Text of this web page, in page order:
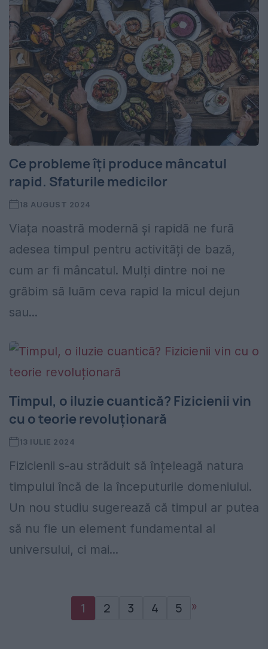
Ce probleme îți produce mâncatul
rapid. Sfaturile medicilor
18 AUGUST 2024
Viața noastră modernă și rapidă ne fură
adesea timpul pentru activități de bază,
cum ar fi mâncatul. Mulți dintre noi ne
grăbim să luăm ceva rapid la micul dejun
sau...
Timpul, o iluzie cuantică? Fizicienii vin
cu o teorie revoluționară
13 IULIE 2024
Fizicienii s-au străduit să înțeleagă natura
timpului încă de la începuturile domeniului.
Un nou studiu sugerează că timpul ar putea
să nu fie un element fundamental al
universului, ci mai...
1 2 3 4 5 »